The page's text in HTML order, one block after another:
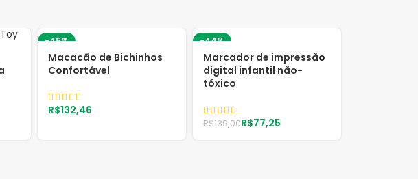
-45%
Macacão de Bichinhos
Confortável
R$
-44%
Marcador de impressão
digital infantil não-
tóxico
R$139,00R$77,25